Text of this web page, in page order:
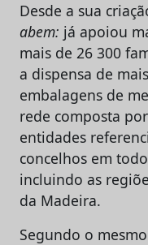
Desde a sua
abem: já apoiou
mais de 26 300
a dispensa de
embalagens de
rede composta
entidades
concelhos em
incluindo as
da Madeira.
Segundo o